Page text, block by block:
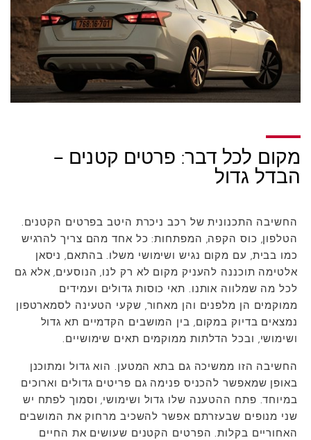
מקום לכל דבר: פרטים קטנים –
הבדל גדול
החשיבה התכנונית של רכב ניכרת היטב בפרטים הקטנים.
הטלפון, כוס הקפה, המפתחות: כל אחד מהם צריך להרגיש
כמו בבית, עם מקום נגיש ושימושי משלו. בהתאם, ניסאן
אלטימה תוכננה להעניק מקום לא רק לנו, הנוסעים, אלא גם
לכל מה שמלווה אותנו. תאי כוסות גדולים ועמידים
ממוקמים הן מלפנים והן מאחור, שקעי הטעינה לסמארטפון
נמצאים בדיוק במקום, בין המושבים הקדמיים תא גדול
ושימושי, ובכל הדלתות ממוקמים תאים שימושיים.
החשיבה הזו ממשיכה גם בתא המטען. הוא גדול ומתוכנן
באופן שמאפשר להכניס פנימה גם פריטים גדולים וארוכים
במיוחד. פתח ההטענה שלו גדול ושימושי, וסמוך לפתח יש
שני מנופים שבעזרתם אפשר להשכיב מרחוק את המושבים
האחוריים בקלות. הפרטים הקטנים שעושים את החיים